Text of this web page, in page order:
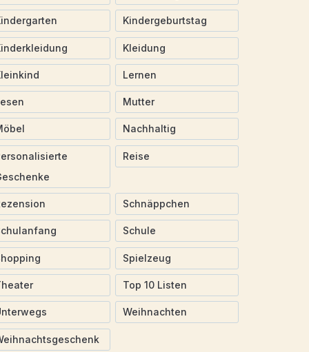
Kindergeburtstag
Kleidung
Lernen
Mutter
Nachhaltig
Reise
Schnäppchen
Schule
Spielzeug
Top 10 Listen
Weihnachten